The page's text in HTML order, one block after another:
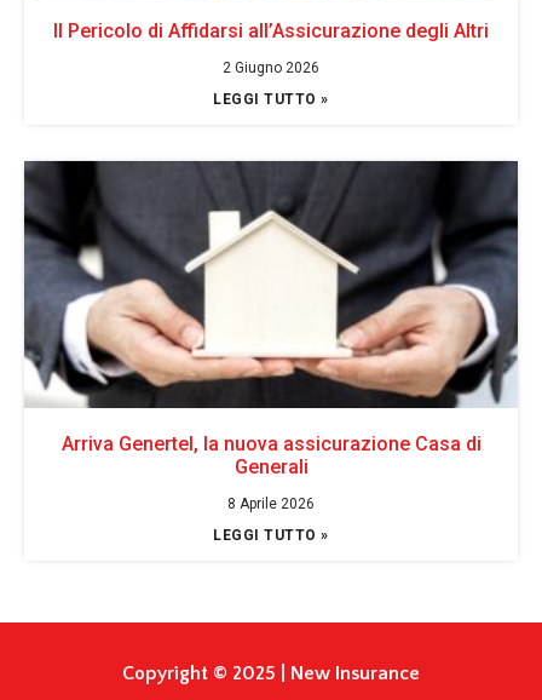
Il Pericolo di Affidarsi all’Assicurazione degli Altri
2 Giugno 2026
LEGGI TUTTO »
Arriva Genertel, la nuova assicurazione Casa di
Generali
8 Aprile 2026
LEGGI TUTTO »
Copyright © 2025 | New Insurance